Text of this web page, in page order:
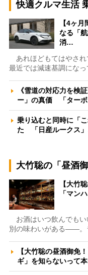
快適クルマ生活
【4ヶ
なる「
消…
あれほどもてはやされ
最近では減速基調にな
《雪道の対応力を検
ー」の真価 「ター
乗り込むと同時に「
た 「日産ルークス
大竹聡の「昼酒御
【大竹
「マン
お酒はいつ飲んでもい
別の味わいがある――。
【大竹聡の昼酒御免
ギ」を知らないって